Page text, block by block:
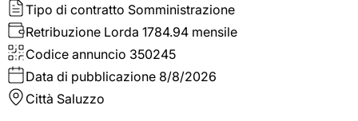
Tipo di contratto Somministrazione
Retribuzione Lorda 1784.94 mensile
Codice annuncio 350245
Data di pubblicazione 8/8/2026
Città Saluzzo